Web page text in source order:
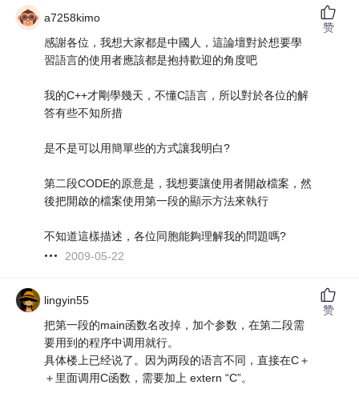
a7258kimo
感謝各位，我想大家都是中國人，這論壇對於想要學
習語言的使用者應該都是抱持歡迎的角度吧
我的C++才剛學幾天，不懂C語言，所以對於各位的解
答有些不知所措
是不是可以用簡單些的方式讓我明白?
第二段CODE的原意是，我想要讓使用者開啟檔案，然
後把開啟的檔案使用第一段的顯示方法來執行
不知道這樣描述，各位同胞能夠理解我的問題嗎?
2009-05-22
赞
lingyin55
把第一段的main函数名改掉，加个参数，在第二段需
要用到的程序中调用就行。
具体楼上已经说了。因为两段的语言不同，直接在C＋
＋里面调用C函数，需要加上 extern “C”。
赞